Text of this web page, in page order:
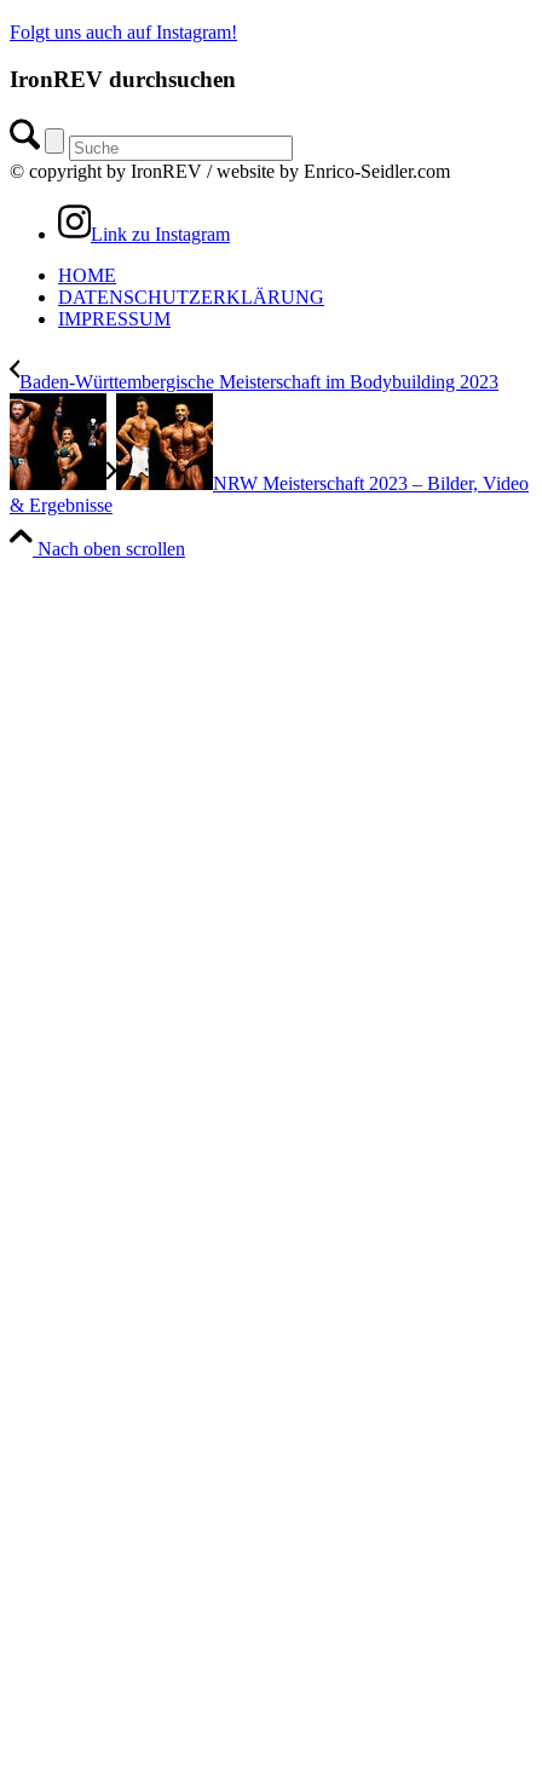
Folgt uns auch auf Instagram!
IronREV durchsuchen
© copyright by IronREV / website by Enrico-Seidler.com
Link zu Instagram
HOME
DATENSCHUTZERKLÄRUNG
IMPRESSUM
Baden-Württembergische Meisterschaft im Bodybuilding 2023
NRW Meisterschaft 2023 – Bilder, Video
& Ergebnisse
Nach oben scrollen